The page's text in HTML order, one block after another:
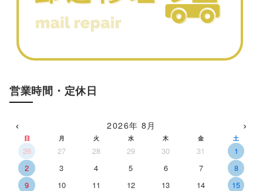
営業時間・定休日
‹ 2026年 8月 ›
日 月 火 水 木 金 土
26 27 28 29 30 31
1
2
3 4 5 6 7
8
9
10 11 12 13 14
15